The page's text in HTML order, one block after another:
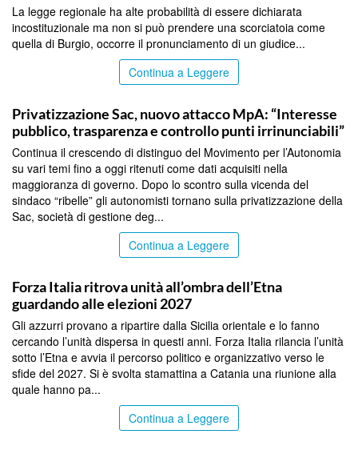
La legge regionale ha alte probabilità di essere dichiarata
incostituzionale ma non si può prendere una scorciatoia come
quella di Burgio, occorre il pronunciamento di un giudice...
Continua a Leggere
Privatizzazione Sac, nuovo attacco MpA: “Interesse
pubblico, trasparenza e controllo punti irrinunciabili”
Continua il crescendo di distinguo del Movimento per l’Autonomia
su vari temi fino a oggi ritenuti come dati acquisiti nella
maggioranza di governo. Dopo lo scontro sulla vicenda del
sindaco “ribelle” gli autonomisti tornano sulla privatizzazione della
Sac, società di gestione deg...
Continua a Leggere
Forza Italia ritrova unità all’ombra dell’Etna
guardando alle elezioni 2027
Gli azzurri provano a ripartire dalla Sicilia orientale e lo fanno
cercando l’unità dispersa in questi anni. Forza Italia rilancia l’unità
sotto l’Etna e avvia il percorso politico e organizzativo verso le
sfide del 2027. Si è svolta stamattina a Catania una riunione alla
quale hanno pa...
Continua a Leggere